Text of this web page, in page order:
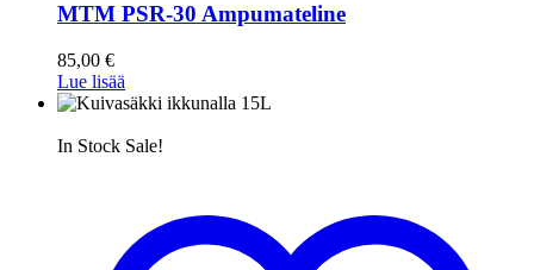
MTM PSR-30 Ampumateline
85,00 €
Lue lisää
In Stock Sale!